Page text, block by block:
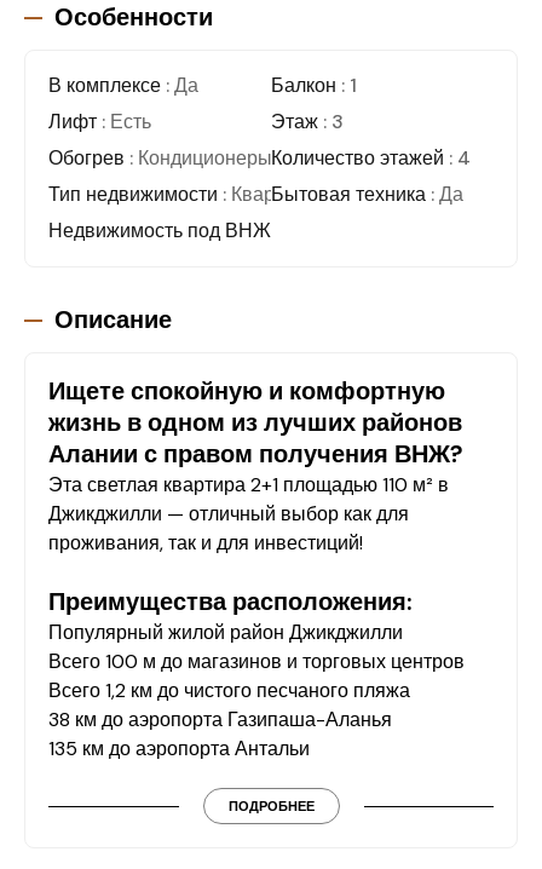
Особенности
В комплексе : Да Балкон : 1
Лифт : Есть Этаж : 3
Обогрев : КондиционерыКоличество этажей : 4
Тип недвижимости : КвартираБытовая техника : Да
Недвижимость под ВНЖ
Описание
Ищете спокойную и комфортную
жизнь в одном из лучших районов
Алании с правом получения ВНЖ?
Эта светлая квартира 2+1 площадью 110 м² в
Джикджилли — отличный выбор как для
проживания, так и для инвестиций!
Преимущества расположения:
Популярный жилой район Джикджилли
Всего 100 м до магазинов и торговых центров
Всего 1,2 км до чистого песчаного пляжа
38 км до аэропорта Газипаша-Аланья
135 км до аэропорта Антальи
Планировка квартиры:
ПОДРОБНЕЕ